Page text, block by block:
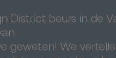
District beurs in de
geweten! We